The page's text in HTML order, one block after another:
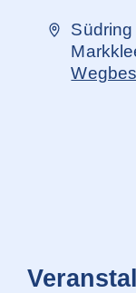
Adresse
Südring